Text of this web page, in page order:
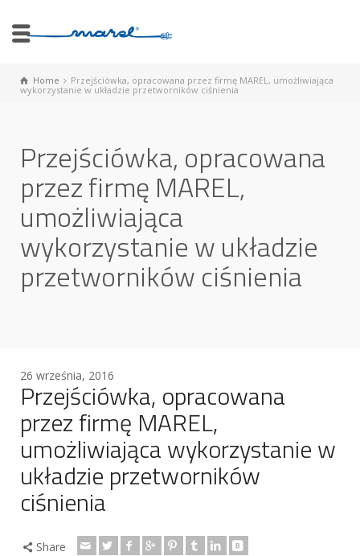
Home
Przejściówka, opracowana przez firmę MAREL, umożliwiająca
wykorzystanie w układzie przetworników ciśnienia
Przejściówka, opracowana
przez firmę MAREL,
umożliwiająca
wykorzystanie w układzie
przetworników ciśnienia
26 września, 2016
Przejściówka, opracowana
przez firmę MAREL,
umożliwiająca wykorzystanie w
układzie przetworników
ciśnienia
Share